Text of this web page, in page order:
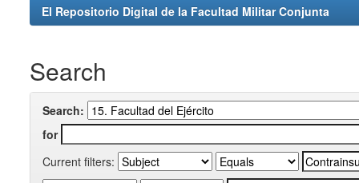
El Repositorio Digital de la Facultad Militar Conjunta
Search
Search:
for
Current filters: